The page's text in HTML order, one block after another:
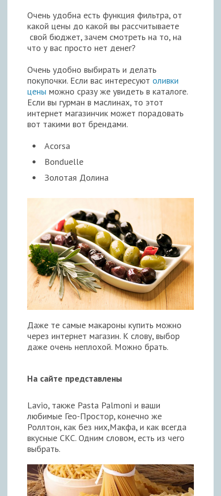
Очень удобна есть функция фильтра, от
какой цены до какой вы рассчитываете
свой бюджет, зачем смотреть на то, на
что у вас просто нет денег?
Очень удобно выбирать и делать
покупочки. Если вас интересуют оливки
цены можно сразу же увидеть в каталоге.
Если вы гурман в маслинах, то этот
интернет магазинчик может порадовать
вот такими вот брендами.
Acorsa
Bonduelle
Золотая Долина
Даже те самые макароны купить можно
через интернет магазин. К слову, выбор
даже очень неплохой. Можно брать.
На сайте представлены
Lavio, также Pasta Palmoni и ваши
любимые Гео-Простор, конечно же
Роллтон, как без них,Макфа, и как всегда
вкусные СКС. Одним словом, есть из чего
выбрать.